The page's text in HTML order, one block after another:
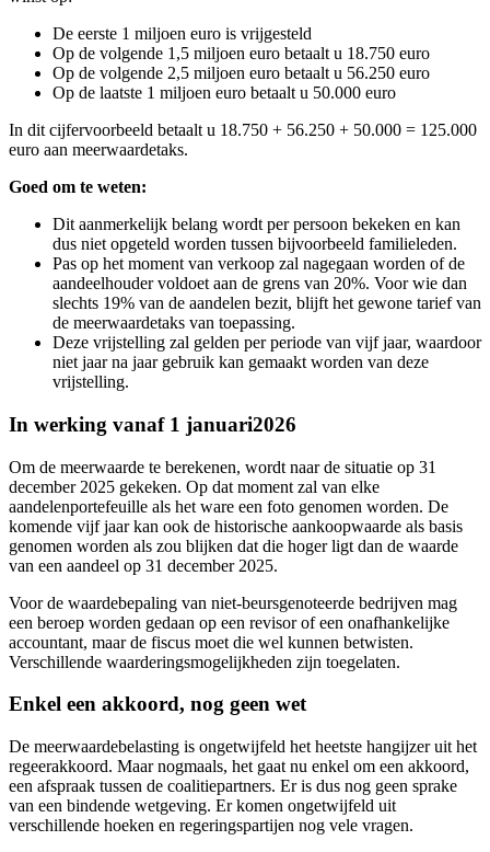
De eerste 1 miljoen euro is vrijgesteld
Op de volgende 1,5 miljoen euro betaalt u 18.750 euro
Op de volgende 2,5 miljoen euro betaalt u 56.250 euro
Op de laatste 1 miljoen euro betaalt u 50.000 euro
In dit cijfervoorbeeld betaalt u 18.750 + 56.250 + 50.000 = 125.000
euro aan meerwaardetaks.
Goed om te weten:
Dit aanmerkelijk belang wordt per persoon bekeken en kan
dus niet opgeteld worden tussen bijvoorbeeld familieleden.
Pas op het moment van verkoop zal nagegaan worden of de
aandeelhouder voldoet aan de grens van 20%. Voor wie dan
slechts 19% van de aandelen bezit, blijft het gewone tarief van
de meerwaardetaks van toepassing.
Deze vrijstelling zal gelden per periode van vijf jaar, waardoor
niet jaar na jaar gebruik kan gemaakt worden van deze
vrijstelling.
In werking vanaf 1 januari2026
Om de meerwaarde te berekenen, wordt naar de situatie op 31
december 2025 gekeken. Op dat moment zal van elke
aandelenportefeuille als het ware een foto genomen worden. De
komende vijf jaar kan ook de historische aankoopwaarde als basis
genomen worden als zou blijken dat die hoger ligt dan de waarde
van een aandeel op 31 december 2025.
Voor de waardebepaling van niet-beursgenoteerde bedrijven mag
een beroep worden gedaan op een revisor of een onafhankelijke
accountant, maar de fiscus moet die wel kunnen betwisten.
Verschillende waarderingsmogelijkheden zijn toegelaten.
Enkel een akkoord, nog geen wet
De meerwaardebelasting is ongetwijfeld het heetste hangijzer uit het
regeerakkoord. Maar nogmaals, het gaat nu enkel om een akkoord,
een afspraak tussen de coalitiepartners. Er is dus nog geen sprake
van een bindende wetgeving. Er komen ongetwijfeld uit
verschillende hoeken en regeringspartijen nog vele vragen.